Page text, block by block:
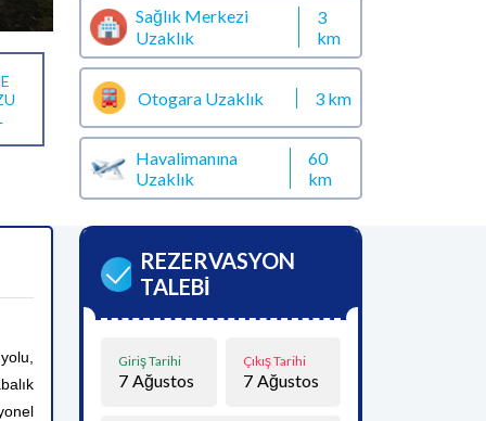
Sağlık Merkezi
Uzaklık
3
km
Otogara Uzaklık 3 km
Havalimanına
Uzaklık
60
km
REZERVASYON
TALEBİ
Giriş Tarihi
7 Ağustos
Çıkış Tarihi
7 Ağustos